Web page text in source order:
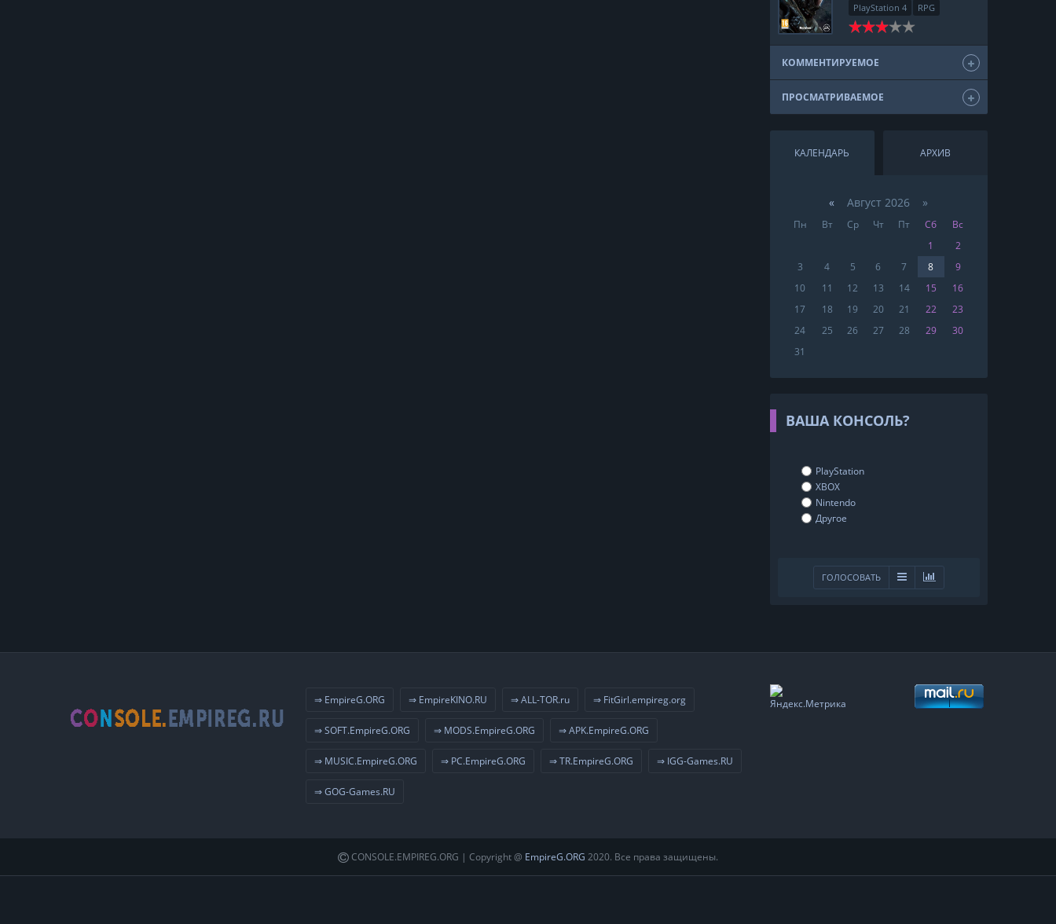
PlayStation 4 RPG
КОММЕНТИРУЕМОЕ
ПРОСМАТРИВАЕМОЕ
КАЛЕНДАРЬ АРХИВ
« Август 2026 »
Пн Вт Ср Чт Пт Сб
Вс
1
2
3
4 5 6 7 8
9
10
11 12 13 14 15
16
17
18 19 20 21 22
23
24
25 26 27 28 29
30
31
ВАША КОНСОЛЬ?
PlayStation
XBOX
Nintendo
Другое
ГОЛОСОВАТЬ
⇒ EmpireG.ORG ⇒ EmpireKINO.RU ⇒ ALL-TOR.ru ⇒ FitGirl.empireg.org
⇒ SOFT.EmpireG.ORG ⇒ MODS.EmpireG.ORG ⇒ APK.EmpireG.ORG
⇒ MUSIC.EmpireG.ORG ⇒ PC.EmpireG.ORG ⇒ TR.EmpireG.ORG ⇒ IGG-Games.RU
⇒ GOG-Games.RU
CONSOLE.EMPIREG.ORG | Copyright @ EmpireG.ORG 2020. Все права защищены.